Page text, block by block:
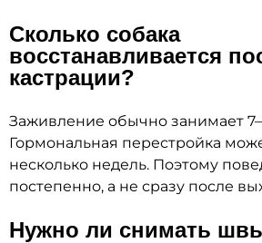
Сколько собака
восстанавливается
кастрации?
Заживление обычно занимает
Гормональная перестройка
несколько недель. Поэтому
постепенно, а не сразу после
Нужно ли снимать